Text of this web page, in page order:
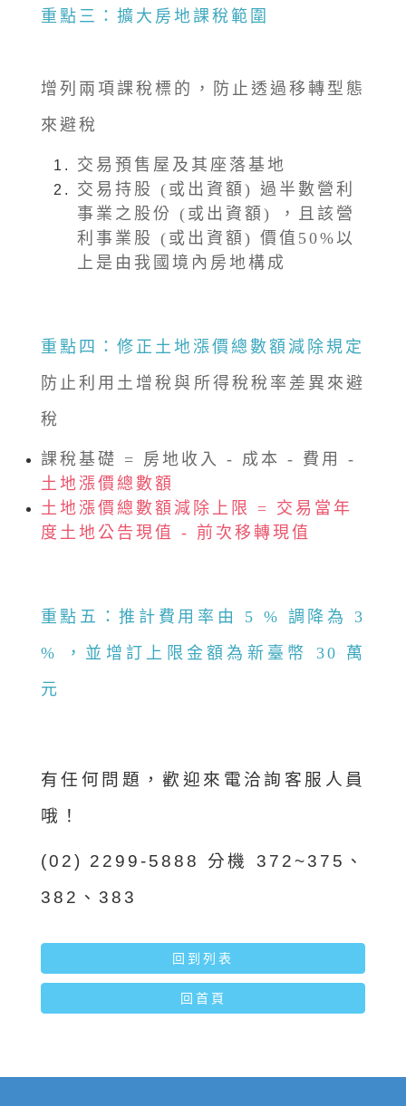
重點三：擴大房地課稅範圍
增列兩項課稅標的，防止透過移轉型態
來避稅
交易預售屋及其座落基地
交易持股 (或出資額) 過半數營利
事業之股份 (或出資額) ，且該營
利事業股 (或出資額) 價值50%以
上是由我國境內房地構成
重點四：修正土地漲價總數額減除規定
防止利用土增稅與所得稅稅率差異來避
稅
課稅基礎 = 房地收入 - 成本 - 費用 -
土地漲價總數額
土地漲價總數額減除上限 = 交易當年
度土地公告現值 - 前次移轉現值
重點五：推計費用率由 5 % 調降為 3
% ，並增訂上限金額為新臺幣 30 萬
元
有任何問題，歡迎來電洽詢客服人員
哦！
(02) 2299-5888 分機 372~375、
382、383
回到列表
回首頁